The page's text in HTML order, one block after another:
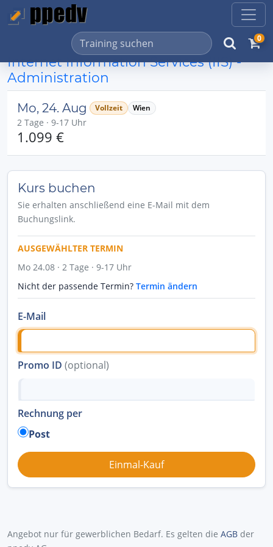
0
Internet Information Services (IIS) -
Administration
Mo, 24. Aug Vollzeit Wien
2 Tage · 9-17 Uhr
1.099 €
Kurs buchen
Sie erhalten anschließend eine E-Mail mit dem
Buchungslink.
AUSGEWÄHLTER TERMIN
Mo 24.08 · 2 Tage · 9-17 Uhr
Nicht der passende Termin? Termin ändern
E-Mail
Promo ID (optional)
Rechnung per
Post
Angebot nur für gewerblichen Bedarf. Es gelten die AGB der